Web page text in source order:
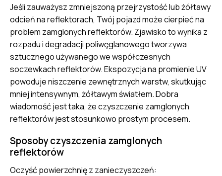
Jeśli zauważysz zmniejszoną przejrzystość lub żółtawy
odcień na reflektorach, Twój pojazd może cierpieć na
problem zamglonych reflektorów. Zjawisko to wynika z
rozpadu i degradacji poliwęglanowego tworzywa
sztucznego używanego we współczesnych
soczewkach reflektorów. Ekspozycja na promienie UV
powoduje niszczenie zewnętrznych warstw, skutkując
mniej intensywnym, żółtawym światłem. Dobra
wiadomość jest taka, że czyszczenie zamglonych
reflektorów jest stosunkowo prostym procesem.
Sposoby czyszczenia zamglonych
reflektorów
Oczyść powierzchnię z zanieczyszczeń: